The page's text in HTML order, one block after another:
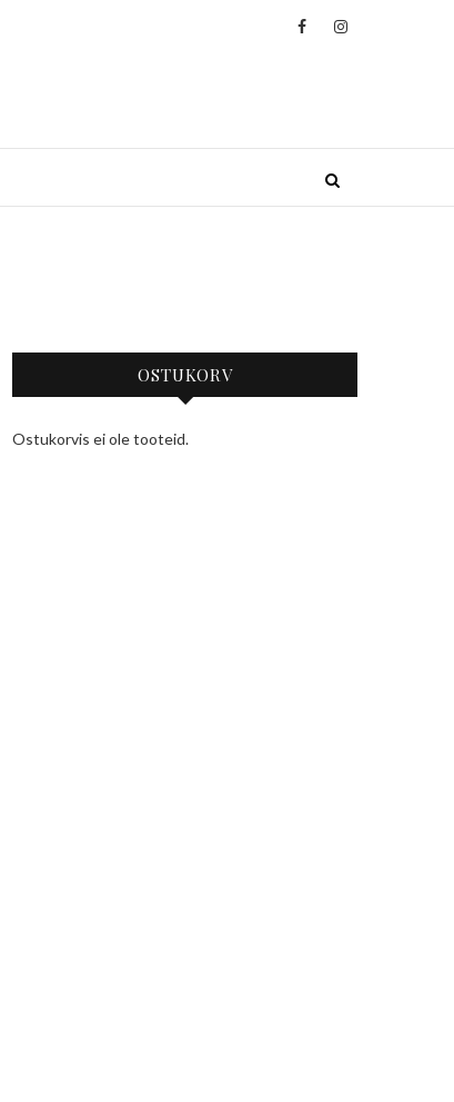
OSTUKORV
Ostukorvis ei ole tooteid.